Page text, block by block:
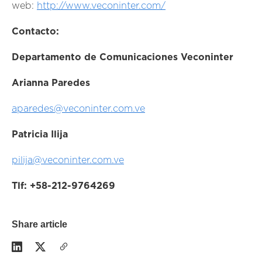
web: http://www.veconinter.com/
Contacto:
Departamento de Comunicaciones Veconinter
Arianna Paredes
aparedes@veconinter.com.ve
Patricia Ilija
pilija@veconinter.com.ve
Tlf: +58-212-9764269
Share article